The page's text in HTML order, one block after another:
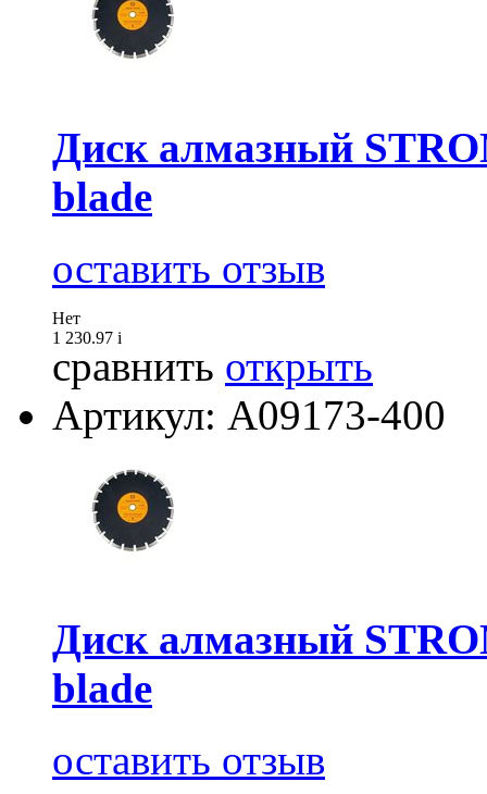
Диск алмазный
blade
оставить отзыв
Нет
1 230.97 i
сравнить открыть
Артикул: А09173-400
Диск алмазный
blade
оставить отзыв